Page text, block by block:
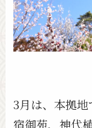
3月は、本拠
宿御苑、神代